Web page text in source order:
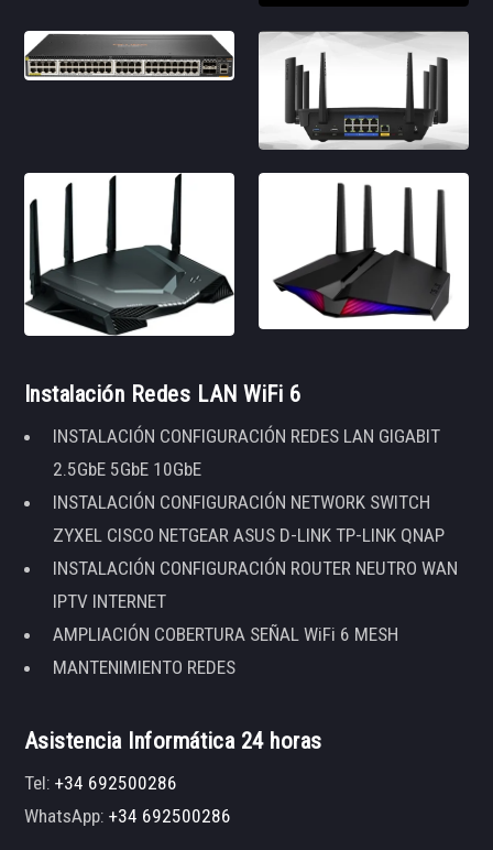
Instalación Redes LAN WiFi 6
INSTALACIÓN CONFIGURACIÓN REDES LAN GIGABIT
2.5GbE 5GbE 10GbE
INSTALACIÓN CONFIGURACIÓN NETWORK SWITCH
ZYXEL CISCO NETGEAR ASUS D-LINK TP-LINK QNAP
INSTALACIÓN CONFIGURACIÓN ROUTER NEUTRO WAN
IPTV INTERNET
AMPLIACIÓN COBERTURA SEÑAL WiFi 6 MESH
MANTENIMIENTO REDES
Asistencia Informática 24 horas
Tel:+34 692500286
WhatsApp:+34 692500286